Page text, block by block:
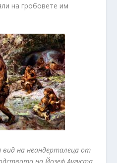
на гробовете им
на неандерталеца от